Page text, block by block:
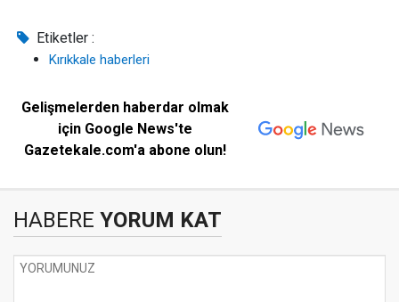
Etiketler :
Kırıkkale haberleri
Gelişmelerden haberdar olmak
için Google News'te
Gazetekale.com'a abone olun!
HABERE YORUM KAT